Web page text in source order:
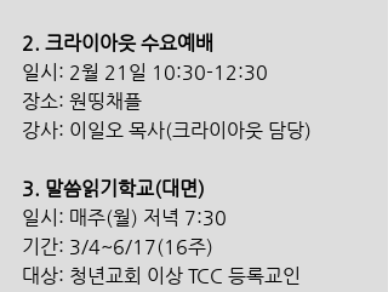
2. 크라이아웃 수요예배
일시: 2월 21일 10:30-12:30
장소: 원띵채플
강사: 이일오 목사(크라이아웃 담당)
3. 말씀읽기학교(대면)
일시: 매주(월) 저녁 7:30
기간: 3/4~6/17(16주)
대상: 청년교회 이상 TCC 등록교인